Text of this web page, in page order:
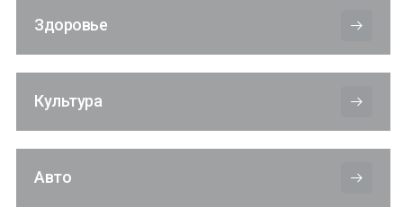
Здоровье
Культура
Авто